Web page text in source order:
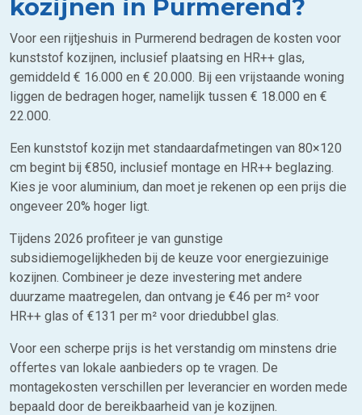
kozijnen in Purmerend?
Voor een rijtjeshuis in Purmerend bedragen de kosten voor
kunststof kozijnen, inclusief plaatsing en HR++ glas,
gemiddeld € 16.000 en € 20.000. Bij een vrijstaande woning
liggen de bedragen hoger, namelijk tussen € 18.000 en €
22.000.
Een kunststof kozijn met standaardafmetingen van 80×120
cm begint bij €850, inclusief montage en HR++ beglazing.
Kies je voor aluminium, dan moet je rekenen op een prijs die
ongeveer 20% hoger ligt.
Tijdens 2026 profiteer je van gunstige
subsidiemogelijkheden bij de keuze voor energiezuinige
kozijnen. Combineer je deze investering met andere
duurzame maatregelen, dan ontvang je €46 per m² voor
HR++ glas of €131 per m² voor driedubbel glas.
Voor een scherpe prijs is het verstandig om minstens drie
offertes van lokale aanbieders op te vragen. De
montagekosten verschillen per leverancier en worden mede
bepaald door de bereikbaarheid van je kozijnen.